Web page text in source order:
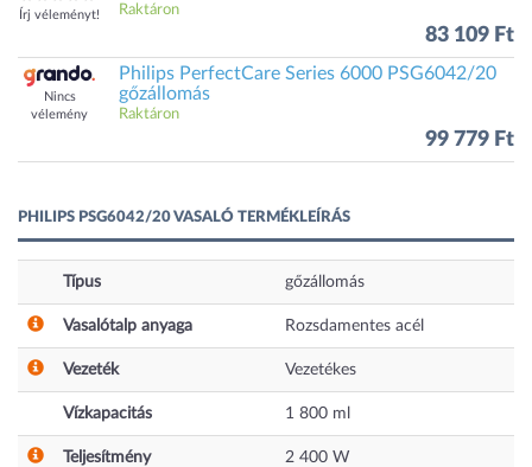
Írj véleményt! Raktáron
83 109 Ft
Nincs
vélemény
Philips PerfectCare Series 6000 PSG6042/20
gőzállomás
Raktáron
99 779 Ft
PHILIPS PSG6042/20 VASALÓ TERMÉKLEÍRÁS
Típus gőzállomás
Vasalótalp anyaga Rozsdamentes acél
Vezeték Vezetékes
Vízkapacitás 1 800 ml
Teljesítmény 2 400 W